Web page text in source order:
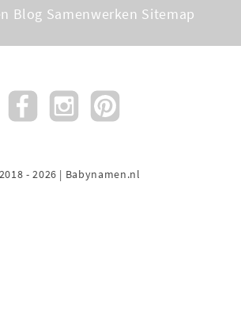
Blog Samenwerken Sitemap
- 2026 | Babynamen.nl